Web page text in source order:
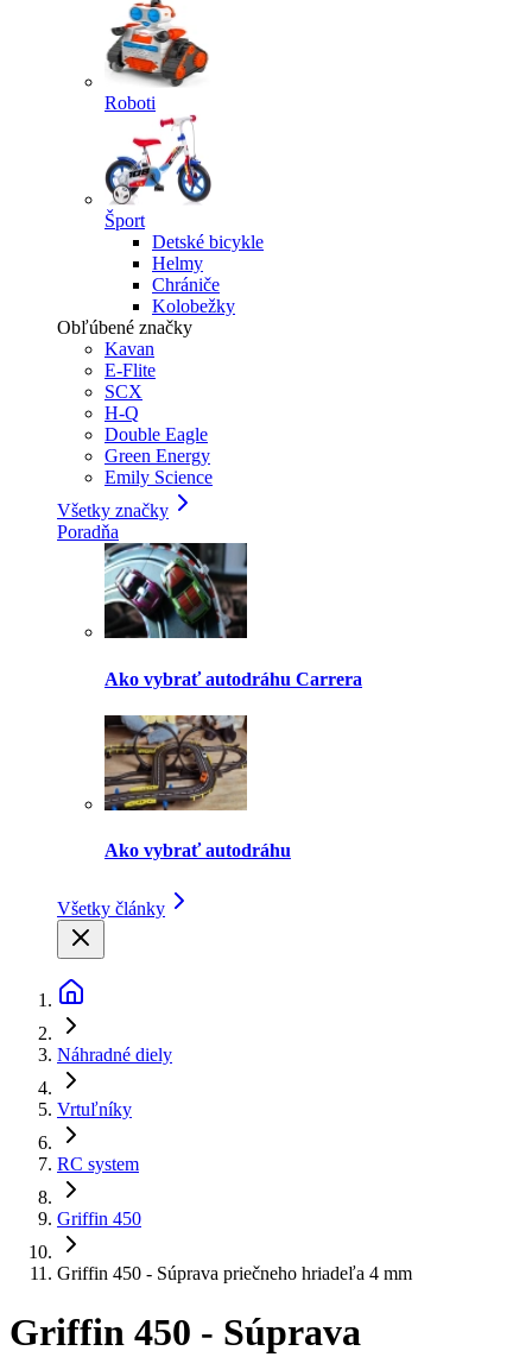
Roboti
Šport
Detské bicykle
Helmy
Chrániče
Kolobežky
Obľúbené značky
Kavan
E-Flite
SCX
H-Q
Double Eagle
Green Energy
Emily Science
Všetky značky
Poradňa
Ako vybrať autodráhu Carrera
Ako vybrať autodráhu
Všetky články
Náhradné diely
Vrtuľníky
RC system
Griffin 450
Griffin 450 - Súprava priečneho hriadeľa 4 mm
Griffin 450 - Súprava